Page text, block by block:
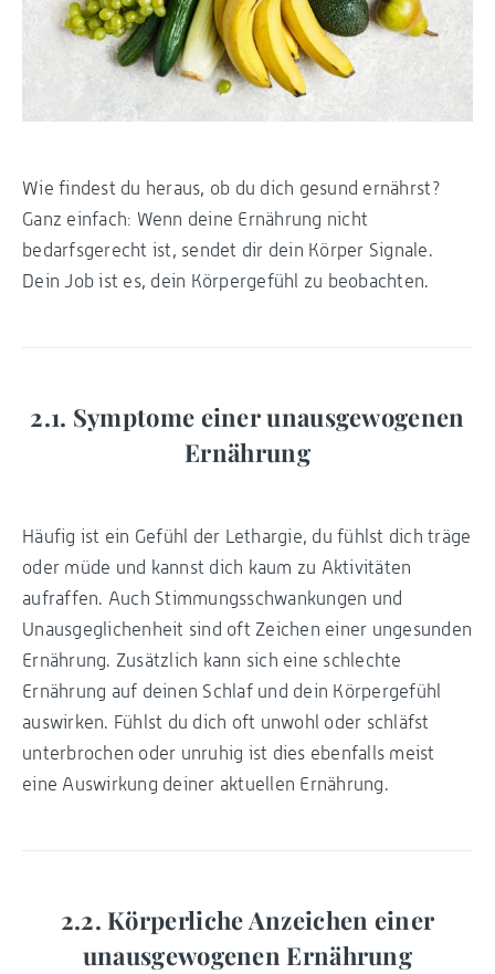
Wie findest du heraus, ob du dich gesund ernährst?
Ganz einfach: Wenn deine Ernährung nicht
bedarfsgerecht ist, sendet dir dein Körper Signale.
Dein Job ist es, dein Körpergefühl zu beobachten.
2.1. Symptome einer unausgewogenen
Ernährung
Häufig ist ein Gefühl der Lethargie, du fühlst dich träge
oder müde und kannst dich kaum zu Aktivitäten
aufraffen. Auch Stimmungsschwankungen und
Unausgeglichenheit sind oft Zeichen einer ungesunden
Ernährung. Zusätzlich kann sich eine schlechte
Ernährung auf deinen Schlaf und dein Körpergefühl
auswirken. Fühlst du dich oft unwohl oder schläfst
unterbrochen oder unruhig ist dies ebenfalls meist
eine Auswirkung deiner aktuellen Ernährung.
2.2. Körperliche Anzeichen einer
unausgewogenen Ernährung